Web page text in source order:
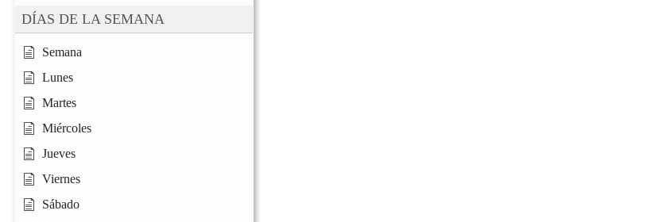
DÍAS DE LA SEMANA
Semana
Lunes
Martes
Miércoles
Jueves
Viernes
Sábado